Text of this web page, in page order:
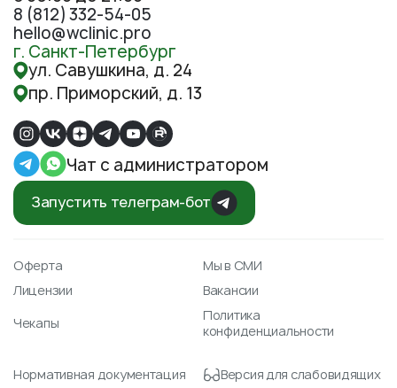
8 (812) 332-54-05
hello@wclinic.pro
г. Санкт-Петербург
ул. Савушкина, д. 24
пр. Приморский, д. 13
Чат с администратором
Запустить телеграм-бот
Оферта
Мы в СМИ
Лицензии
Вакансии
Чекапы
Политика
конфиденциальности
Нормативная документация Версия для слабовидящих